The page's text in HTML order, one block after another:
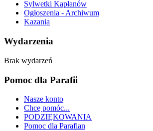
Sylwetki Kapłanów
Ogłoszenia - Archiwum
Kazania
Wydarzenia
Brak wydarzeń
Pomoc dla Parafii
Nasze konto
Chcę pomóc...
PODZIĘKOWANIA
Pomoc dla Parafian